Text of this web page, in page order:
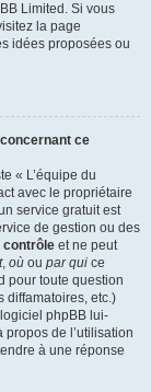
Limited. Si vous
la page
idées proposées ou
ce
« L’équipe du
avec le propriétaire
service gratuit est
de gestion ou des
contrôle et ne peut
, où ou par qui ce
pour toute question
diffamatoires, etc.)
phpBB lui-
de l’utilisation
à une réponse